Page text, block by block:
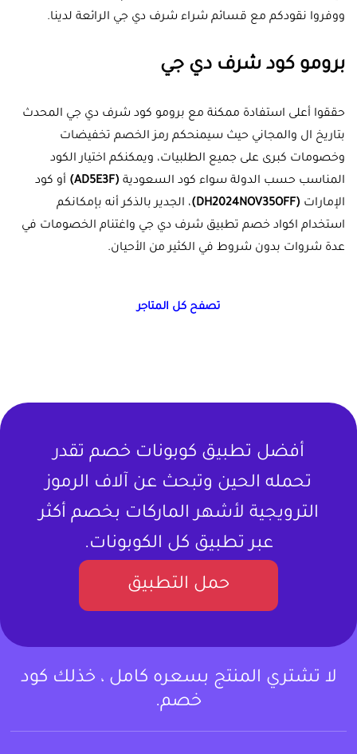
ووفروا نقودكم مع قسائم شراء شرف دي جي الرائعة لدينا.
برومو كود شرف دي جي
حققوا أعلى استفادة ممكنة مع برومو كود شرف دي جي المحدث
بتاريخ ال والمجاني حيث سيمنحكم رمز الخصم تخفيضات
وخصومات كبرى على جميع الطلبيات، ويمكنكم اختيار الكود
المناسب حسب الدولة سواء كود السعودية (AD5E3F)
أو كود
الإمارات (DH2024NOV35OFF)
، الجدير بالذكر أنه بإمكانكم
استخدام اكواد خصم تطبيق شرف دي جي واغتنام الخصومات في
عدة شروات بدون شروط في الكثير من الأحيان.
تصفح كل المتاجر
أفضل تطبيق كوبونات خصم تقدر
تحمله الحين وتبحث عن آلاف الرموز
الترويجية لأشهر الماركات بخصم أكثر
عبر تطبيق كل الكوبونات.
حمل التطبيق
لا تشتري المنتج بسعره كامل ، خذلك كود
خصم.